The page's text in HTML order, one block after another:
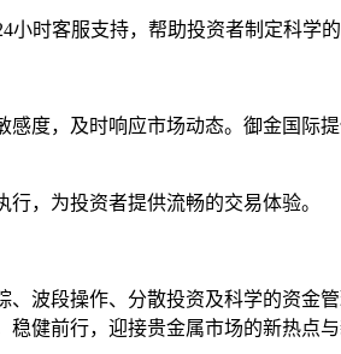
时客服支持，帮助投资者制定科学的
度，及时响应市场动态。御金国际
，为投资者提供流畅的交易体验。
波段操作、分散投资及科学的资金
健前行，迎接贵金属市场的新热点与